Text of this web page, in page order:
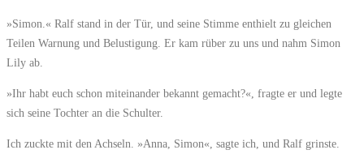
»Simon.« Ralf stand in der Tür, und seine Stimme enthielt zu gleichen
Teilen Warnung und Belustigung. Er kam rüber zu uns und nahm Simon
Lily ab.
»Ihr habt euch schon miteinander bekannt gemacht?«, fragte er und legte
sich seine Tochter an die Schulter.
Ich zuckte mit den Achseln. »Anna, Simon«, sagte ich, und Ralf grinste.